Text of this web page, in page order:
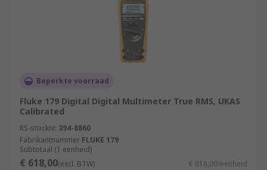
Beperkte voorraad
Fluke 179 Digital Digital Multimeter True RMS, UKAS
Calibrated
RS-stocknr. 394-8860
Fabrikantnummer FLUKE 179
Subtotaal (1 eenheid)
€ 618,00(excl. BTW) € 618,00/eenheid